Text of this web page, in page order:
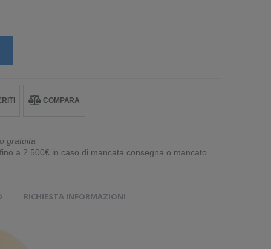
COMPARA
gratuita
a 2.500€ in caso di mancata consegna o mancato
RICHIESTA INFORMAZIONI